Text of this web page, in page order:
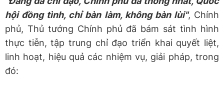
hội đồng tình, chỉ bàn làm, không bàn lùi", Chính
phủ, Thủ tướng Chính phủ đã bám sát tình hình
thực tiễn, tập trung chỉ đạo triển khai quyết liệt,
linh hoạt, hiệu quả các nhiệm vụ, giải pháp, trong
đó: